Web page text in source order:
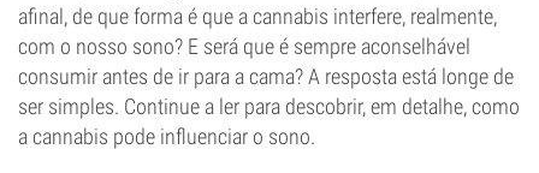
afinal, de que forma é que a cannabis interfere, realmente,
com o nosso sono? E será que é sempre aconselhável
consumir antes de ir para a cama? A resposta está longe de
ser simples. Continue a ler para descobrir, em detalhe, como
a cannabis pode influenciar o sono.